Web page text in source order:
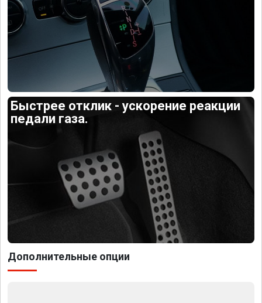
Быстрее отклик - ускорение реакции
педали газа.
Дополнительные опции